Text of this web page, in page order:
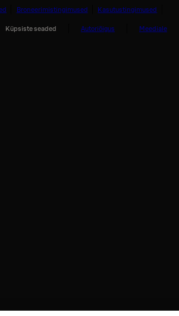
Broneerimistingimused Kasutustingimused
Küpsiste seaded Autoriõigus Meediale